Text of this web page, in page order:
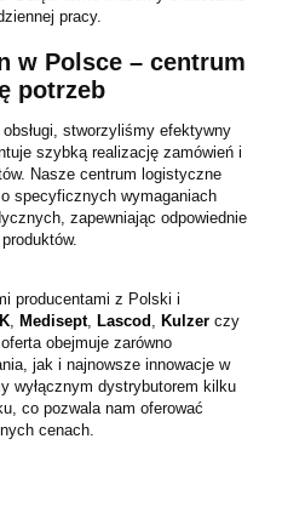
pracy.
w Polsce – centrum
potrzeb
stworzyliśmy efektywny
szybką realizację zamówień i
Nasze centrum logistyczne
specyficznych wymaganiach
zapewniając odpowiednie
producentami z Polski i
, Medisept, Lascod , Kulzer czy
obejmuje zarówno
jak i najnowsze innowacje w
wyłącznym dystrybutorem kilku
co pozwala nam oferować
cenach.